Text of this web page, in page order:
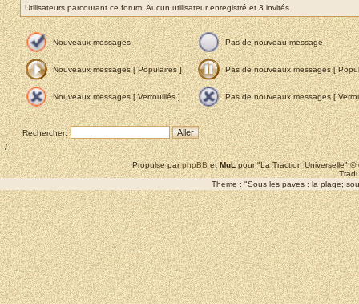
Utilisateurs parcourant ce forum: Aucun utilisateur enregistré et 3 invités
Nouveaux messages Pas de nouveau message
Nouveaux messages [ Populaires ] Pas de nouveaux messages [
Nouveaux messages [ Verrouillés ] Pas de nouveaux messages [
Rechercher:
--/
Propulse parphpBBetMuLpour "La Traction Universelle"
Theme : "Sous les paves : la plage;